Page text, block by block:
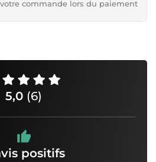
commande lors du paiement
5,0 (6)
positifs